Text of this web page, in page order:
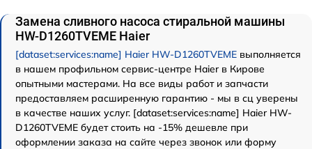
Замена сливного насоса стиральной машины
HW-D1260TVEME Haier
[dataset:services:name] Haier HW-D1260TVEME выполняется
в нашем профильном сервис-центре Haier в Кирове
опытными мастерами. На все виды работ и запчасти
предоставляем расширенную гарантию - мы в сц уверены
в качестве наших услуг. [dataset:services:name] Haier HW-
D1260TVEME будет стоить на -15% дешевле при
оформлении заказа на сайте через звонок или форму